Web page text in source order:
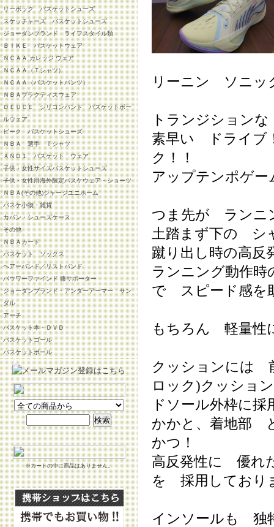
リーボック バスケットシューズ
スケッチャーズ バスケットシューズ
ジョーダンブランド ライフスタイル類
ＢＩＫＥ バスケットウェア
ＮＣＡＡ カレッジ ウェア
ＮＣＡＡ（Ｔシャツ）
ＮＣＡＡ（バスケットパンツ）
ＮＢＡプラクティスウェア
ＤＥＵＣＥ シリコンバンド バスケットボー
ルウェア
ピーク バスケットシューズ
ＮＢＡ 選手 Ｔシャツ
ＡＮＤ１ バスケット ウェア
子供・女性サイズバスケットシューズ
子供・女性用海外限定バスケウェア・ショーツ
ＮＢＡ(その他)ジャージユニホーム
バスケ小物・雑貨
カバン・シューズケース
その他
ＮＢＡカード
バスケット ソックス
ヘアーバンド／リストバンド
バウワーファインド 膝サポーター
ジョーダンブランド・アンダーアーマー サン
ダル
アーチ
バスケット本・ＤＶＤ
バスケットゴール
バスケットボール
※カートの中に商品はありません。
リーニン ソニ
トランジション
素早い ドライブ
ク！！
アップテンポゲ
つま先が ランニ
土踏まず下の シ
蹴り出し時の高
ランニング動作
で スピード感を
もちろん 軽量
クッションには
ロック)クッショ
ドソール外枠に採
かかと、着地部
かつ！
高反発性に 優
を 採用しており
インソールも 独